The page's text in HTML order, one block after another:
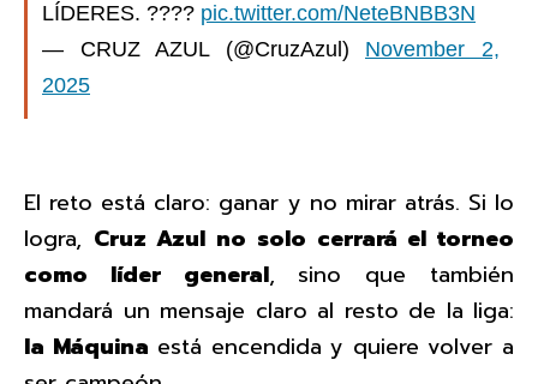
LÍDERES. ???? pic.twitter.com/NeteBNBB3N
— CRUZ AZUL (@CruzAzul) November 2,
2025
El reto está claro: ganar y no mirar atrás. Si lo
logra, Cruz Azul no solo cerrará el torneo
como líder general, sino que también
mandará un mensaje claro al resto de la liga:
la Máquina está encendida y quiere volver a